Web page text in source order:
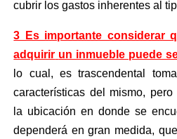
cubrir los gastos inherentes al
3 Es importante considerar
adquirir un inmueble puede
lo cual, es trascendental
características del mismo,
la ubicación en donde se
dependerá en gran medida,